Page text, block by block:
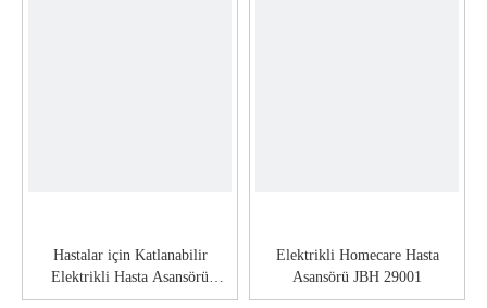
Hastalar için Katlanabilir
Elektrikli Hasta Asansörü
JBH29002F
Elektrikli Homecare Hasta
Asansörü JBH 29001